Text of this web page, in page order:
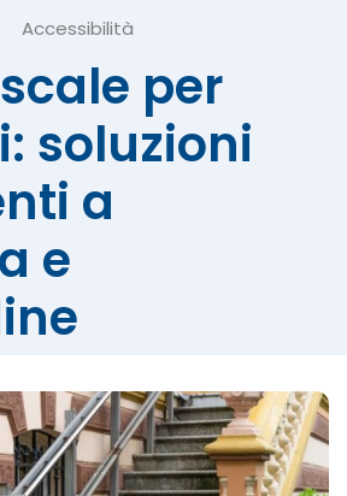
Accessibilità
per
soluzioni
a
e